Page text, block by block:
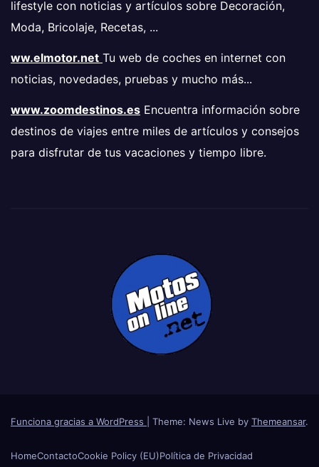
lifestyle con noticias y artículos sobre Decoración,
Moda, Bricolaje, Recetas, ...
ww.elmotor.net Tu web de coches en internet con
noticias, novedades, pruebas y mucho más...
www.zoomdestinos.es Encuentra información sobre
destinos de viajes entre miles de artículos y consejos
para disfrutar de tus vacaciones y tiempo libre.
Funciona gracias a WordPress Theme: News Live by Themeansar.
HomeContactoCookie Policy (EU)Política de Privacidad